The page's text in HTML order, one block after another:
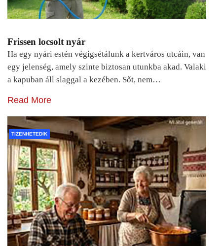
Frissen locsolt nyár
Ha egy nyári estén végigsétálunk a kertváros utcáin, van
egy jelenség, amely szinte biztosan utunkba akad. Valaki
a kapuban áll slaggal a kezében. Sőt, nem…
Read More
TIZENHETEDIK